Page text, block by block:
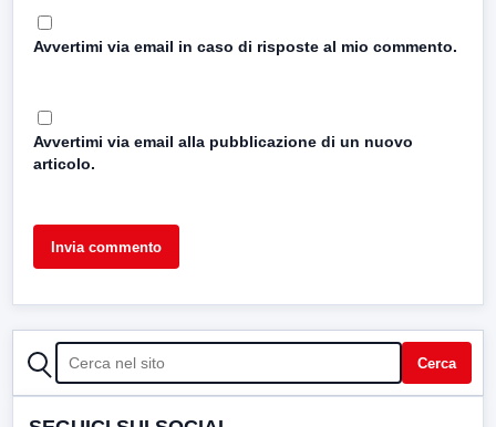
Avvertimi via email in caso di risposte al mio commento.
Avvertimi via email alla pubblicazione di un nuovo
articolo.
CERCA Cerca